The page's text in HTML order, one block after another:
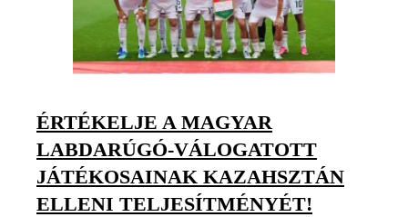
ÉRTÉKELJE A MAGYAR
LABDARÚGÓ-VÁLOGATOTT
JÁTÉKOSAINAK KAZAHSZTÁN
ELLENI TELJESÍTMÉNYÉT!